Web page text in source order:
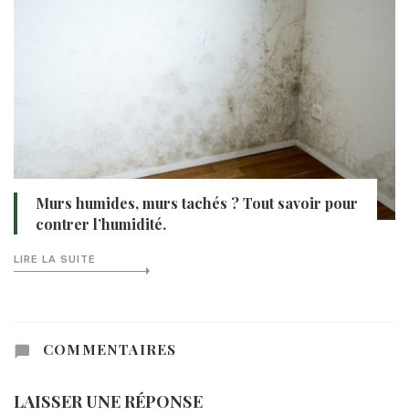
Murs humides, murs tachés ? Tout savoir pour
contrer l’humidité.
LIRE LA SUITE
COMMENTAIRES
LAISSER UNE RÉPONSE